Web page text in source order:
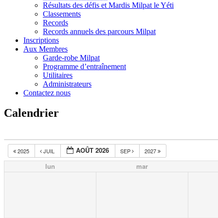
Résultats des défis et Mardis Milpat le Yéti
Classements
Records
Records annuels des parcours Milpat
Inscriptions
Aux Membres
Garde-robe Milpat
Programme d’entraînement
Utilitaires
Administrateurs
Contactez nous
Calendrier
2025 JUIL AOÛT 2026 SEP 2027
lun mar